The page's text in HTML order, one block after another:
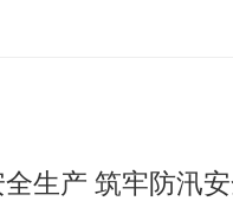
生产 筑牢防汛